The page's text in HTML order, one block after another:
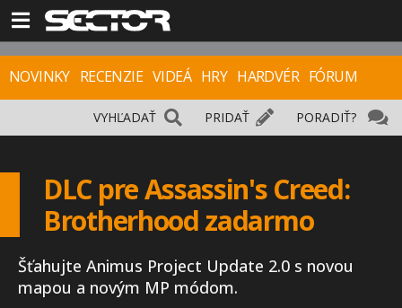
NOVINKY RECENZIE VIDEÁ HRY HARDVÉR FÓRUM
PORADIŤ?
PRIDAŤ
VYHĽADAŤ
DLC pre Assassin's Creed:
Brotherhood zadarmo
Šťahujte Animus Project Update 2.0 s novou
mapou a novým MP módom.